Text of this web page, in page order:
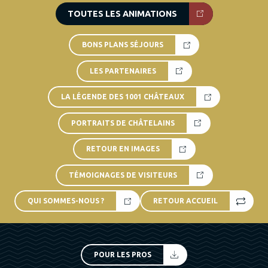
TOUTES LES ANIMATIONS
BONS PLANS SÉJOURS
LES PARTENAIRES
LA LÉGENDE DES 1001 CHÂTEAUX
PORTRAITS DE CHÂTELAINS
RETOUR EN IMAGES
TÉMOIGNAGES DE VISITEURS
QUI SOMMES-NOUS ? RETOUR ACCUEIL
POUR LES PROS